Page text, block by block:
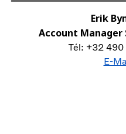
Erik
Account Manager
Tél: +32
E-